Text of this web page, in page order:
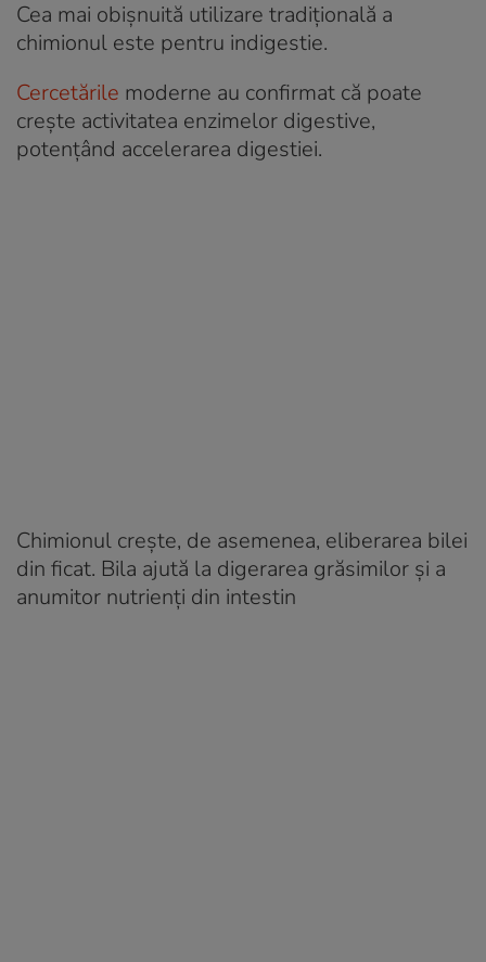
Cea mai obișnuită utilizare tradițională a
chimionul este pentru indigestie.
Cercetările moderne au confirmat că poate
crește activitatea enzimelor digestive,
potențând accelerarea digestiei.
Chimionul crește, de asemenea, eliberarea bilei
din ficat. Bila ajută la digerarea grăsimilor și a
anumitor nutrienți din intestin